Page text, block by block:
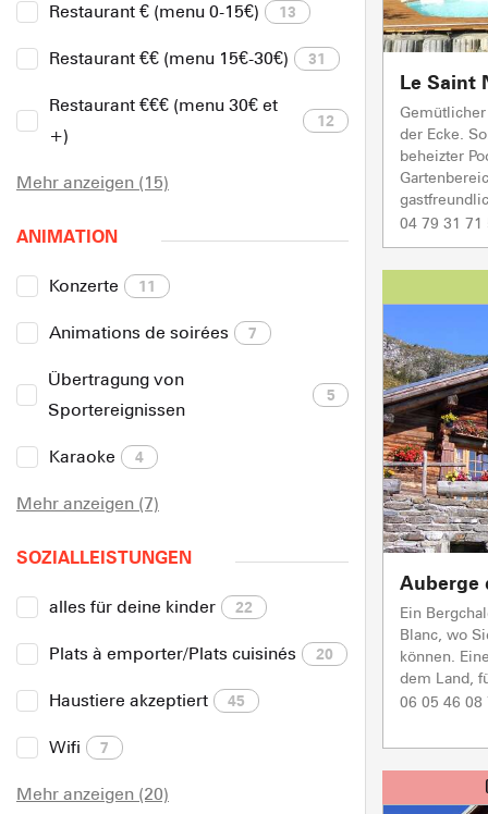
Restaurant € (menu 0-15€) 13
Restaurant €€ (menu 15€-30€) 31
Restaurant €€€ (menu 30€ et
+)
12
Mehr anzeigen (15)
ANIMATION
Konzerte 11
Animations de soirées 7
Übertragung von
Sportereignissen
5
Karaoke 4
Mehr anzeigen (7)
SOZIALLEISTUNGEN
alles für deine kinder 22
Plats à emporter/Plats cuisinés 20
Haustiere akzeptiert 45
Wifi 7
Mehr anzeigen (20)
Le Saint
der Ecke.
beheizter
04 79 31 71
Auberge
Ein
Blanc, wo
können.
dem Land,
06 05 46 08